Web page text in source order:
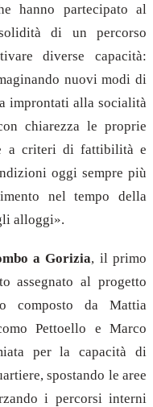
hanno partecipato al
di un percorso
diverse capacità:
nuovi modi di
improntati alla socialità
chiarezza le proprie
a criteri di fattibilità e
oggi sempre più
nel tempo della
alloggi».
a Gorizia, il primo
assegnato al progetto
composto da Mattia
Pettoello e Marco
per la capacità di
spostando le aree
i percorsi interni